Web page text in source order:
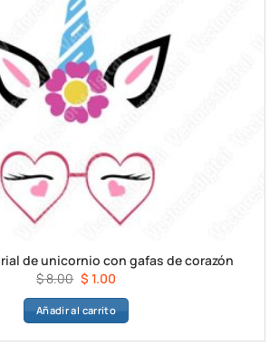
de unicornio con gafas de corazón
$8.00 El
precio
original
$ 8.00.
$ 1.00El
precio
actual
$ 1.00.
Añadir al carrito